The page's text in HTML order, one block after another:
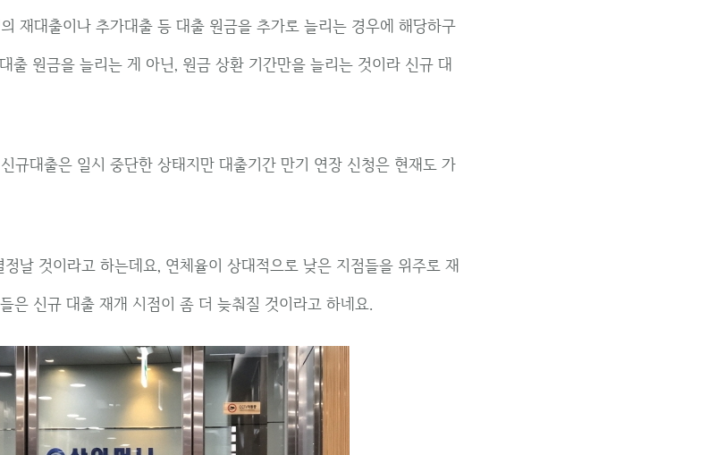
재대출이나 추가대출 등 대출 원금을 추가로 늘리는 경우에 해당하구
출 원금을 늘리는 게 아닌, 원금 상환 기간만을 늘리는 것이라 신규 대
규대출은 일시 중단한 상태지만 대출기간 만기 연장 신청은 현재도 가
날 것이라고 하는데요, 연체율이 상대적으로 낮은 지점들을 위주로 재
은 신규 대출 재개 시점이 좀 더 늦춰질 것이라고 하네요.